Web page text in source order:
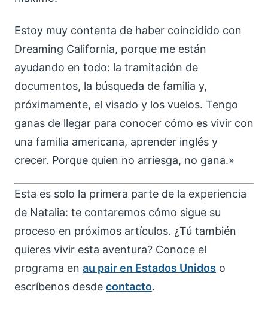
Estoy muy contenta de haber coincidido con
Dreaming California, porque me están
ayudando en todo: la tramitación de
documentos, la búsqueda de familia y,
próximamente, el visado y los vuelos. Tengo
ganas de llegar para conocer cómo es vivir con
una familia americana, aprender inglés y
crecer. Porque quien no arriesga, no gana.»
Esta es solo la primera parte de la experiencia
de Natalia: te contaremos cómo sigue su
proceso en próximos artículos. ¿Tú también
quieres vivir esta aventura? Conoce el
programa en au pair en Estados Unidos o
escríbenos desde contacto.